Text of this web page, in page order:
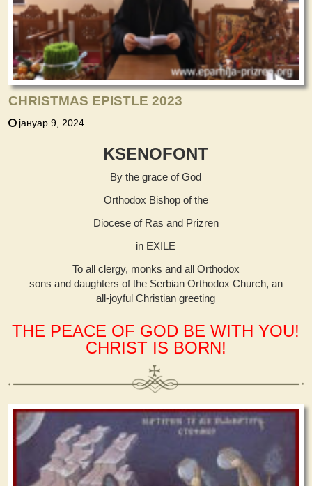
CHRISTMAS EPISTLE 2023
јануар 9, 2024
KSENOFONT
By the grace of God
Orthodox Bishop of the
Diocese of Ras and Prizren
in EXILE
To all clergy, monks and all Orthodox
sons and daughters of the Serbian Orthodox Church, an
all-joyful Christian greeting
THE PEACE OF GOD BE WITH YOU!
CHRIST IS BORN!